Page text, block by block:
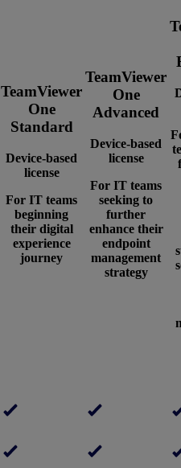
TeamViewer
One
Standard
Device-based
license
For IT teams
beginning
their digital
experience
journey
TeamViewer
One
Advanced
Device-based
license
For IT teams
seeking to
further
enhance their
endpoint
management
strategy